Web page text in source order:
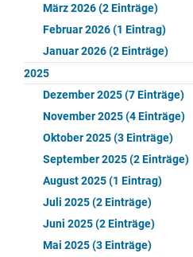
März 2026 (2 Einträge)
Februar 2026 (1 Eintrag)
Januar 2026 (2 Einträge)
2025
Dezember 2025 (7 Einträge)
November 2025 (4 Einträge)
Oktober 2025 (3 Einträge)
September 2025 (2 Einträge)
August 2025 (1 Eintrag)
Juli 2025 (2 Einträge)
Juni 2025 (2 Einträge)
Mai 2025 (3 Einträge)